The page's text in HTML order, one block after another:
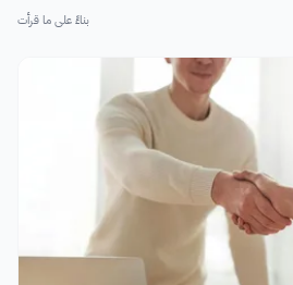
بناءً على ما قرأت